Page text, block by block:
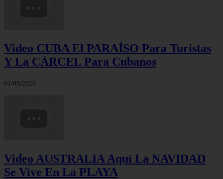
Video CUBA El PARAÍSO Para Turistas
Y La CÁRCEL Para Cubanos
01/05/2026
Video AUSTRALIA Aquí La NAVIDAD
Se Vive En La PLAYA